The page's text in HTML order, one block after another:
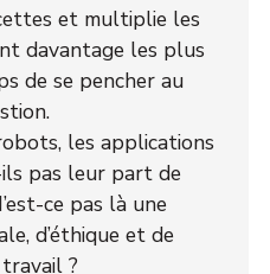
et multiplie les
davantage les plus
de se pencher au
les applications
pas leur part de
ce pas là une
d’éthique et de
?